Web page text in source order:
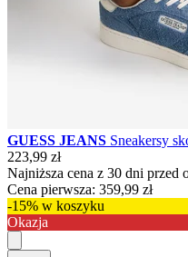
GUESS JEANS Sneakersy
223,99 zł
Najniższa cena z 30 dni przed
Cena pierwsza: 359,99 zł
-15% w koszyku
Okazja